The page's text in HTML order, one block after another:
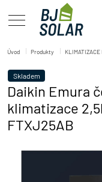
Úvod Produkty KLIMATIZACE
Skladem
Daikin Emura
klimatizace
FTXJ25AB